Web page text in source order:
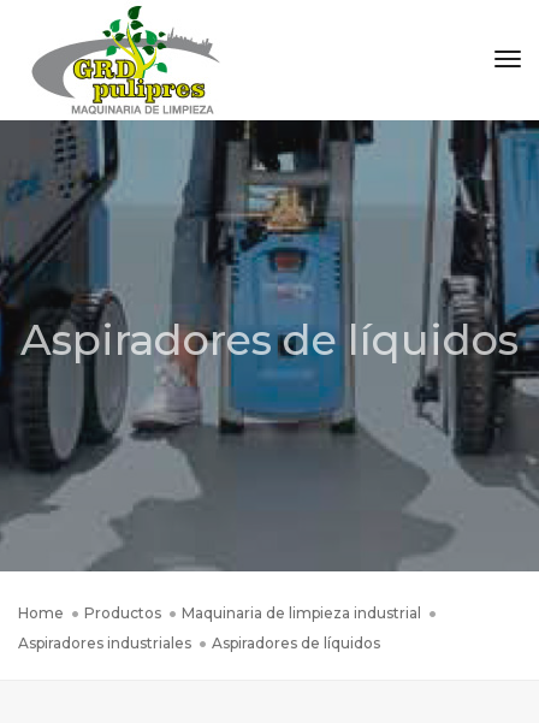
Aspiradores de líquidos
Home Productos
Maquinaria de limpieza industrial
Aspiradores industriales
Aspiradores de líquidos